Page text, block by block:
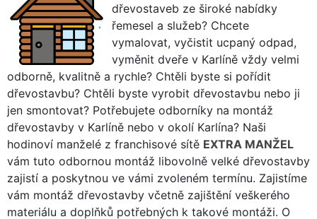
dřevostaveb ze široké nabídky
řemesel a služeb? Chcete
vymalovat, vyčistit ucpaný odpad,
vyměnit dveře v Karlíně vždy velmi
odborně, kvalitně a rychle? Chtěli byste si pořídit
dřevostavbu? Chtěli byste vyrobit dřevostavbu nebo ji
jen smontovat? Potřebujete odborníky na montáž
dřevostavby v Karlíně nebo v okolí Karlína? Naši
hodinoví manželé z franchisové sítě EXTRA MANŽEL
vám tuto odbornou montáž libovolně velké dřevostavby
zajistí a poskytnou ve vámi zvoleném termínu. Zajistíme
vám montáž dřevostavby včetně zajištění veškerého
materiálu a doplňků potřebných k takové montáži. O